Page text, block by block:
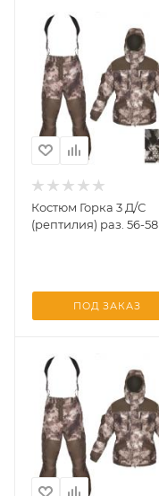
Костюм Горка 3 Д/С
(рептилия) раз. 56-58
ПОД ЗАКАЗ